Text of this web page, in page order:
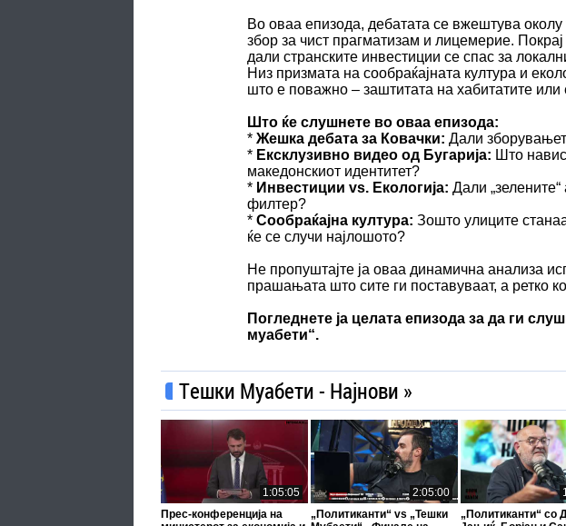
Во оваа епизода, дебатата се вжештува
збор за чист прагматизам и лицемерие.
дали странските инвестиции се спас за
Низ призмата на сообраќајната култура и
што е поважно – заштитата на хабитатите или
Што ќе слушнете во оваа епизода:
* Жешка дебата за Ковачки: Дали
* Ексклузивно видео од Бугарија: Што
македонскиот идентитет?
* Инвестиции vs. Екологија: Дали
филтер?
* Сообраќајна култура: Зошто улиците
ќе се случи најлошото?
Не пропуштајте ја оваа динамична анализа
прашањата што сите ги поставуваат, а ретко
Погледнете ја целата епизода за да ги
муабети“.
Тешки Муабети - Најнови »
1:05:05
Прес-конференција на
2:05:00
„Политиканти“ vs „Тешки
„Политиканти“ со